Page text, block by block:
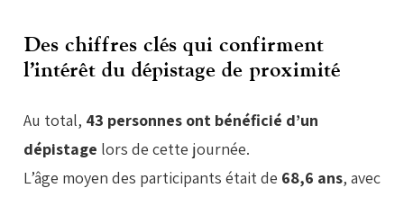
Des chiffres clés qui confirment
l’intérêt du dépistage de proximité
Au total, 43 personnes ont bénéficié d’un
dépistage lors de cette journée.
L’âge moyen des participants était de 68,6 ans, avec